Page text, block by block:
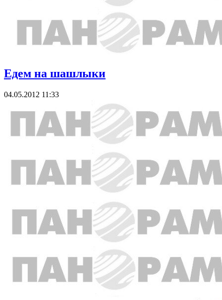
Едем на шашлыки
04.05.2012 11:33